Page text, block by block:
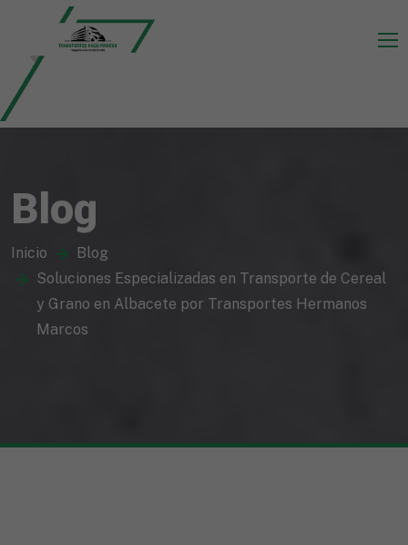
Blog
Inicio
Blog
Soluciones Especializadas en Transporte de Cereal
y Grano en Albacete por Transportes Hermanos
Marcos